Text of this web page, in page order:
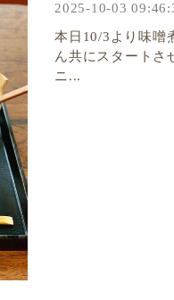
2025-10-03
本日10/3より味噌
ん共にスタートさ
ニ...